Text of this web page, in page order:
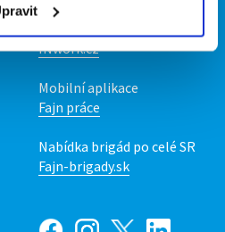
INwork.cz
Mobilní aplikace
Fajn práce
Nabídka brigád po celé SR
Fajn-brigady.sk